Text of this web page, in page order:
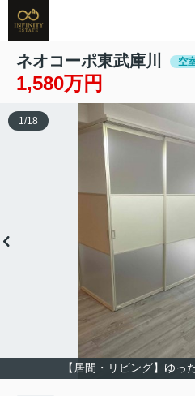
ネオコーポ東武庫川 空
1,580万円
【居間・リビング】ゆっ
1/18